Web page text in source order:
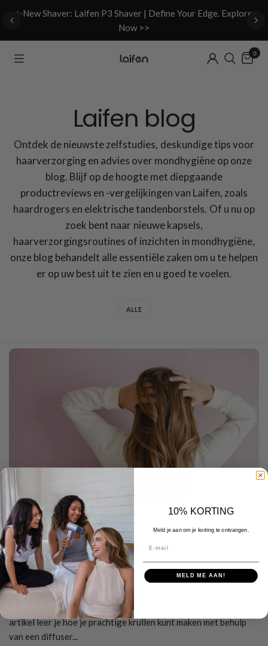
✨New Shaver: Laifen P3 Shaver | Define Your Edge. Explore
Now >>
0
Laifen blog
Ontdek de nieuwste zelfstudies, deskundige tips voor
haarverzorging en advies over mondhygiëne op onze
blog. Blijf op de hoogte met diepgaande
productreviews en -vergelijkingen van Laifen, zoals
haardrogers en elektrische tandenborstels. Of u nu op
zoek bent naar nieuwe kapsels,
haarverzorgingsroutines of inzichten in mondhygiëne,
onze blog behandelt alle essentiële zaken om u te helpen
er op uw best uit te zien en u goed te voelen.
ALLE
JANUARY 13 2026
Krullend haar met een haardroger:
Perfecte krullen creëren met een
diffuser en ronde borstel
Wil je leren hoe je krullen kunt maken met een föhn? In dit
artikel leer je hoe je prachtige krullen kunt maken met behulp
van een diffuser...
10% KORTING
Meld je aan om je korting te ontvangen.
MELD ME AAN!